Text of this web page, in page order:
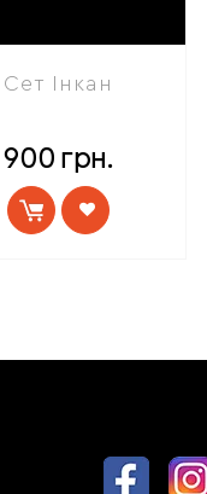
Сет Інкан
900 грн.